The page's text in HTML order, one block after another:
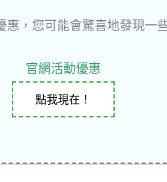
，您可能會驚喜地發現一
官網活動優惠
點我現在！